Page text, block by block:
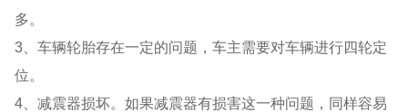
多。
3、车辆轮胎存在一定的问题，车主需要对车辆进行四轮定
位。
4、减震器损坏。如果减震器有损害这一种问题，同样容易